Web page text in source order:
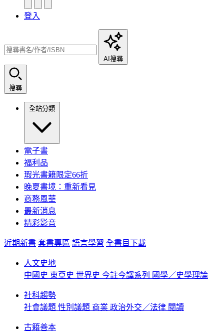
登入
AI搜尋
搜尋
全站分類
電子書
福利品
瑕光書籍限定66折
晚夏書境：重新看見
商務風華
最新消息
精彩影音
近期新書 套書專區 語言學習 全書目下載
人文史地
中國史 東亞史 世界史 今註今譯系列 國學／史學理論
社科趨勢
社會議題 性別議題 商業 政治外交／法律 閱讀
古籍善本